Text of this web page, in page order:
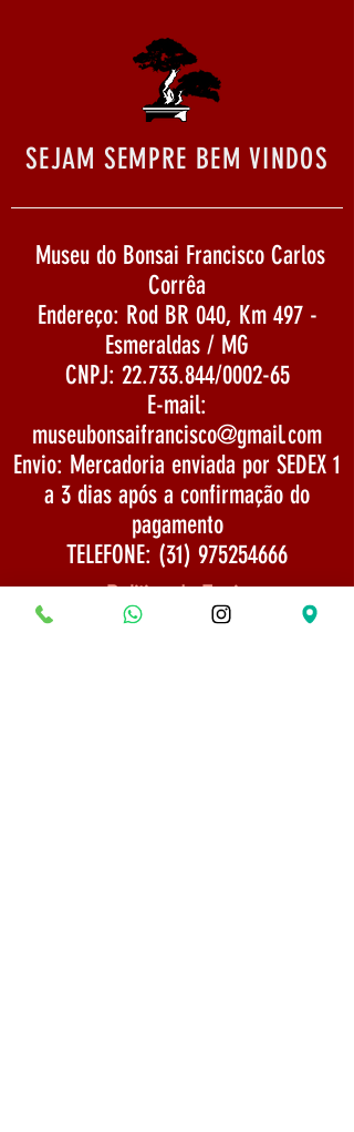
SEJAM SEMPRE BEM VINDOS
Museu do Bonsai Francisco Carlos
Corrêa
Endereço: Rod BR 040, Km 497 -
Esmeraldas / MG
CNPJ: 22.733.844/0002-65
E-mail:
museubonsaifrancisco@gmail.com
Envio: Mercadoria enviada por SEDEX 1
a 3 dias após a confirmação do
pagamento
TELEFONE: (31) 975254666
Politica de Envio
Segurança e Privacidade